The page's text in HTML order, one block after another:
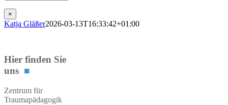
×
Katja Gläßer2026-03-13T16:33:42+01:00
Hier finden Sie
uns ■
Zentrum für
Traumapädagogik